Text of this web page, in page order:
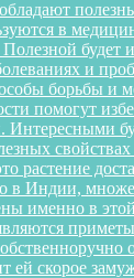
в
Полезной будет
и
борьбы и
помогут
Интересными
растение
в Индии,
именно в
ей скорое